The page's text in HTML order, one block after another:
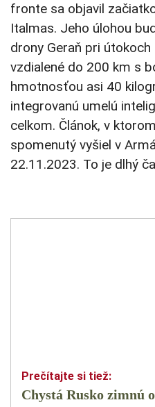
fronte sa objavil
Italmas. Jeho úlohou
drony Geraň pri útokoch
vzdialené do 200 km s
hmotnosťou asi 40
integrovanú umelú
celkom. Článok, v
spomenutý vyšiel v
22.11.2023. To je dlhý
Chystá Rusko zimnú